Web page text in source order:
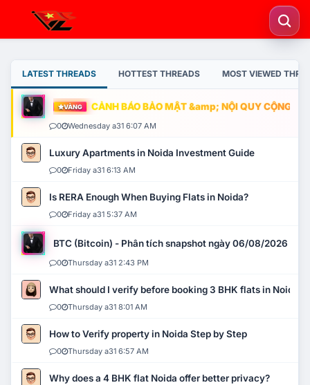
LATEST THREADS HOTTEST THREADS MOST VIEWED
VÀNG CẢNH BÁO BẢO MẬT &amp; NỘI QUY CỘNG
0 Wednesday a31 6:07 AM
Luxury Apartments in Noida Investment Guide
0 Friday a31 6:13 AM
Is RERA Enough When Buying Flats in Noida?
0 Friday a31 5:37 AM
BTC (Bitcoin) - Phân tích snapshot ngày 06/08/2026
0 Thursday a31 2:43 PM
What should I verify before booking 3 BHK flats in Noida?
0 Thursday a31 8:01 AM
How to Verify property in Noida Step by Step
0 Thursday a31 6:57 AM
Why does a 4 BHK flat Noida offer better privacy?